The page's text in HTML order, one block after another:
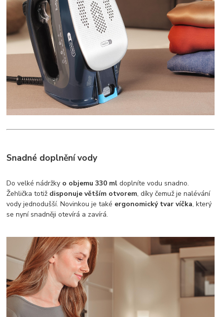
Snadné doplnění vody
Do velké nádržky o objemu 330 ml doplníte vodu snadno.
Žehlička totiž disponuje větším otvorem, díky čemuž je nalévání
vody jednodušší. Novinkou je také ergonomický tvar víčka, který
se nyní snadněji otevírá a zavírá.